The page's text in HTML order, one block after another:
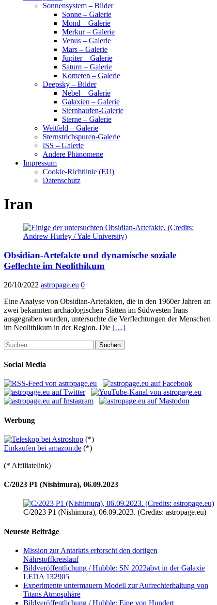
Sonnensystem – Bilder
Sonne – Galerie
Mond – Galerie
Merkur – Galerie
Venus – Galerie
Mars – Galerie
Jupiter – Galerie
Saturn – Galerie
Kometen – Galerie
Deepsky – Bilder
Nebel – Galerie
Galaxien – Galerie
Sternhaufen-Galerie
Sterne – Galerie
Weitfeld – Galerie
Sternstrichspuren-Galerie
ISS – Galerie
Andere Phänomene
Impressum
Cookie-Richtlinie (EU)
Datenschutz
Iran
Obsidian-Artefakte und dynamische soziale
Geflechte im Neolithikum
20/10/2022 astropage.eu 0
Eine Analyse von Obsidian-Artefakten, die in den 1960er Jahren an
zwei bekannten archäologischen Stätten im Südwesten Irans
ausgegraben wurden, untersuchte die Verflechtungen der Menschen
im Neolithikum in der Region. Die […]
Suchen
nach:
Social Media
Werbung
(*)
Einkaufen bei amazon.de (*)
(* Affiliatelink)
C/2023 P1 (Nishimura), 06.09.2023
C/2023 P1 (Nishimura), 06.09.2023. (Credits: astropage.eu)
Neueste Beiträge
Mission zur Antarktis erforscht den dortigen
Nährstoffkreislauf
Bildveröffentlichung / Hubble: SN 2022abvt in der Galaxie
LEDA 132905
Experimente untermauern Modell zur Aufrechterhaltung von
Titans Atmosphäre
Bildveröffentlichung / Hubble: Eine von Hundert